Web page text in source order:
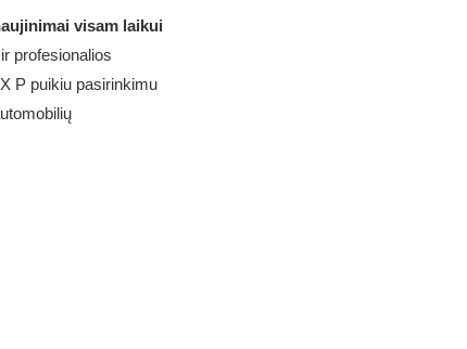
visam laikui
profesionalios
P puikiu pasirinkimu